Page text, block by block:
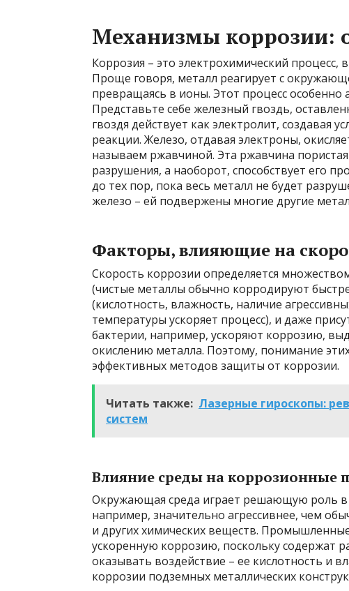
Механизмы коррозии:
Коррозия – это электрохимический процесс,
Проще говоря, металл реагирует с
превращаясь в ионы. Этот процесс особенно
Представьте себе железный гвоздь,
гвоздя действует как электролит, создавая
реакции. Железо, отдавая электроны,
называем ржавчиной. Эта ржавчина
разрушения, а наоборот, способствует его
до тех пор, пока весь металл не будет
железо – ей подвержены многие другие
Факторы, влияющие на
Скорость коррозии определяется
(чистые металлы обычно корродируют
(кислотность, влажность, наличие
температуры ускоряет процесс), и даже
бактерии, например, ускоряют коррозию,
окислению металла. Поэтому, понимание
эффективных методов защиты от коррозии.
Читать также: Лазерные гироскопы:
систем
Влияние среды на коррозионные
Окружающая среда играет решающую роль в
например, значительно агрессивнее, чем
и других химических веществ.
ускоренную коррозию, поскольку содержат
оказывать воздействие – ее кислотность и
коррозии подземных металлических